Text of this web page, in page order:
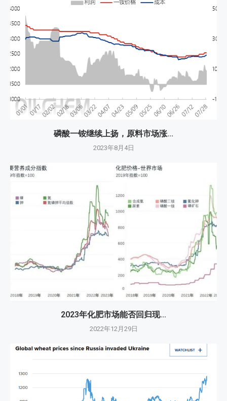
磷酸一铵继续上扬，原料市场涨...
2023年8月4日
2023年化肥市场能否回归现...
2022年12月29日